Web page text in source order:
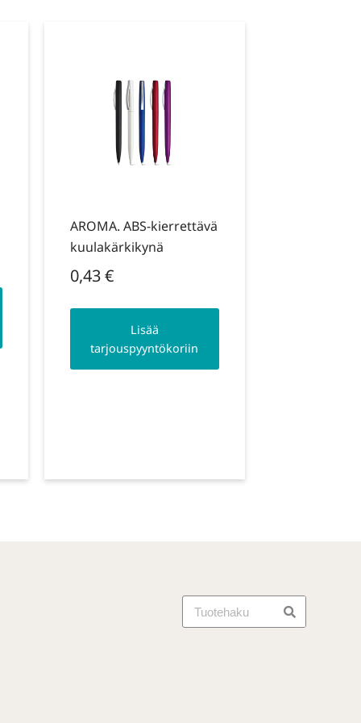
AROMA. ABS-kierrettävä
kuulakärkikynä
0,43€
Lisää
tarjouspyyntökoriin